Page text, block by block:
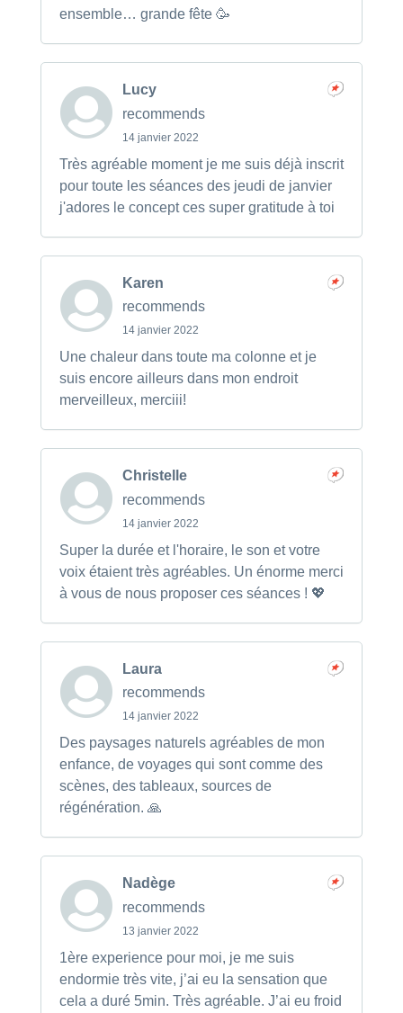
ensemble… grande fête 🥳
Lucy
recommends
14 janvier 2022
Très agréable moment je me suis déjà inscrit
pour toute les séances des jeudi de janvier
j'adores le concept ces super gratitude à toi
Karen
recommends
14 janvier 2022
Une chaleur dans toute ma colonne et je
suis encore ailleurs dans mon endroit
merveilleux, merciii!
Christelle
recommends
14 janvier 2022
Super la durée et l'horaire, le son et votre
voix étaient très agréables. Un énorme merci
à vous de nous proposer ces séances ! 💖
Laura
recommends
14 janvier 2022
Des paysages naturels agréables de mon
enfance, de voyages qui sont comme des
scènes, des tableaux, sources de
régénération. 🙏
Nadège
recommends
13 janvier 2022
1ère experience pour moi, je me suis
endormie très vite, j’ai eu la sensation que
cela a duré 5min. Très agréable. J’ai eu froid